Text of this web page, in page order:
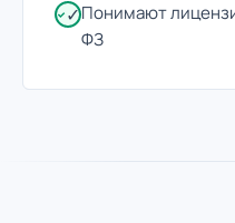
✓Понимают
ФЗ